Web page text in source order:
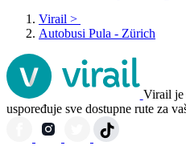
Virail >
Autobusi Pula - Zürich
Virail je
uspoređuje sve dostupne rute za